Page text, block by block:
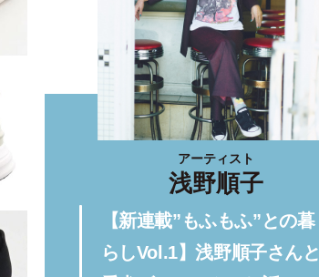
アーティスト
浅野順子
【新連載”もふもふ”との暮
らしVol.1】浅野順子さんと